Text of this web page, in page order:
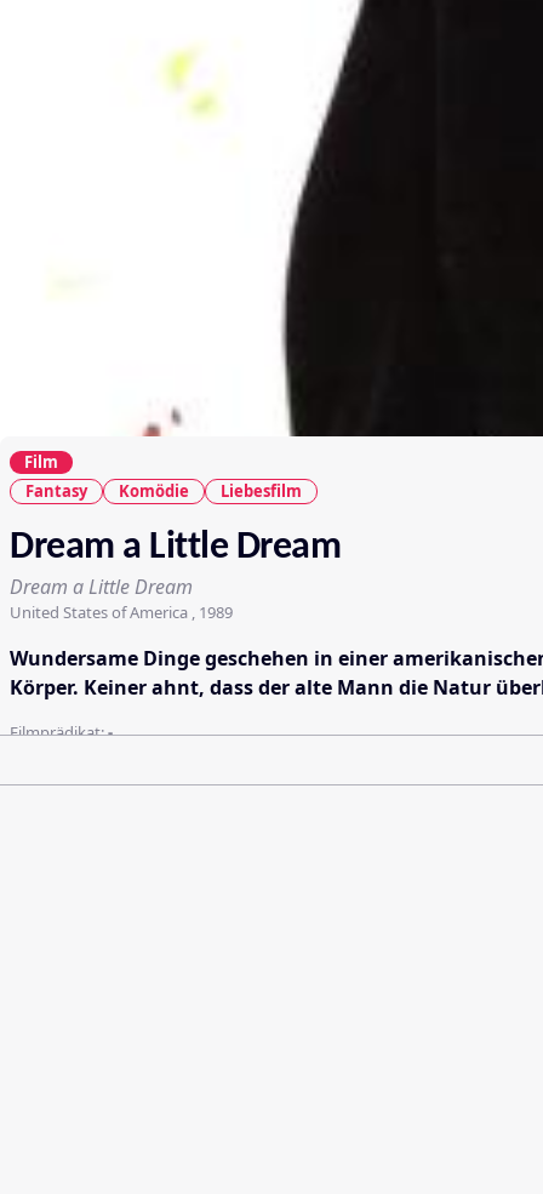
Film
Fantasy
Komödie Liebesfilm
Dream a Little Dream
Dream a Little Dream
United States of America , 1989
Wundersame Dinge geschehen in einer
Körper. Keiner ahnt, dass der alte Mann die Natur
Filmprädikat:-